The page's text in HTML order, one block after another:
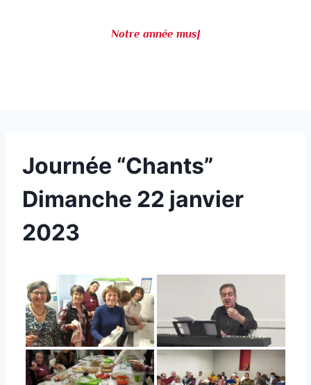
Notre année musi|
Journée “Chants”
Dimanche 22 janvier
2023